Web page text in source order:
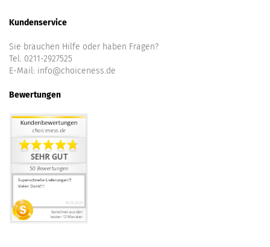
Kundenservice
Sie brauchen Hilfe oder haben Fragen?
Tel. 0211-2927525
E-Mail: info@choiceness.de
Bewertungen